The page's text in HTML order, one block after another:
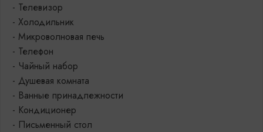
- Телевизор
- Холодильник
- Микроволновая печь
- Телефон
- Чайный набор
- Душевая комната
- Ванные принадлежности
- Кондиционер
- Письменный стол